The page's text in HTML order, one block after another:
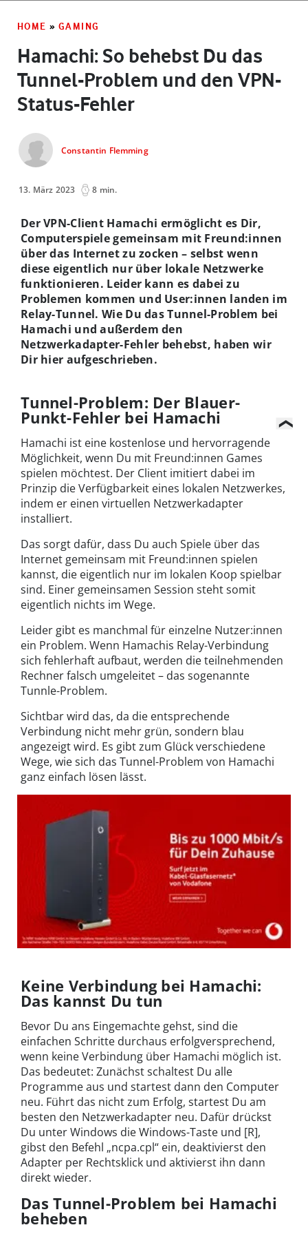
HOME » GAMING
Hamachi: So behebst Du das
Tunnel-Problem und den VPN-
Status-Fehler
Constantin Flemming
13. März 2023 8 min.
Der VPN-Client Hamachi ermöglicht es Dir,
Computerspiele gemeinsam mit Freund:innen
über das Internet zu zocken – selbst wenn
diese eigentlich nur über lokale Netzwerke
funktionieren. Leider kann es dabei zu
Problemen kommen und User:innen landen im
Relay-Tunnel. Wie Du das Tunnel-Problem bei
Hamachi und außerdem den
Netzwerkadapter-Fehler behebst, haben wir
Dir hier aufgeschrieben.
Tunnel-Problem: Der Blauer-
Punkt-Fehler bei Hamachi
Hamachi ist eine kostenlose und hervorragende
Möglichkeit, wenn Du mit Freund:innen Games
spielen möchtest. Der Client imitiert dabei im
Prinzip die Verfügbarkeit eines lokalen Netzwerkes,
indem er einen virtuellen Netzwerkadapter
installiert.
Das sorgt dafür, dass Du auch Spiele über das
Internet gemeinsam mit Freund:innen spielen
kannst, die eigentlich nur im lokalen Koop spielbar
sind. Einer gemeinsamen Session steht somit
eigentlich nichts im Wege.
Leider gibt es manchmal für einzelne Nutzer:innen
ein Problem. Wenn Hamachis Relay-Verbindung
sich fehlerhaft aufbaut, werden die teilnehmenden
Rechner falsch umgeleitet – das sogenannte
Tunnle-Problem.
Sichtbar wird das, da die entsprechende
Verbindung nicht mehr grün, sondern blau
angezeigt wird. Es gibt zum Glück verschiedene
Wege, wie sich das Tunnel-Problem von Hamachi
ganz einfach lösen lässt.
Keine Verbindung bei Hamachi:
Das kannst Du tun
Bevor Du ans Eingemachte gehst, sind die
einfachen Schritte durchaus erfolgversprechend,
wenn keine Verbindung über Hamachi möglich ist.
Das bedeutet: Zunächst schaltest Du alle
Programme aus und startest dann den Computer
neu. Führt das nicht zum Erfolg, startest Du am
besten den Netzwerkadapter neu. Dafür drückst
Du unter Windows die Windows-Taste und [R],
gibst den Befehl „ncpa.cpl“ ein, deaktivierst den
Adapter per Rechtsklick und aktivierst ihn dann
direkt wieder.
Das Tunnel-Problem bei Hamachi
beheben